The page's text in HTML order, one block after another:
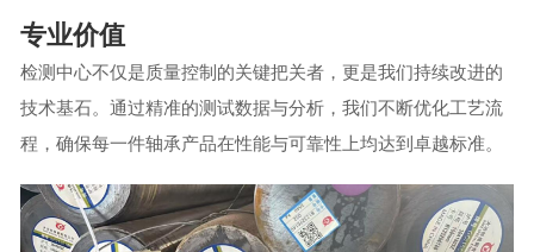
专业价值
检测中心不仅是质量控制的关键把关者，更是我们持续改进的
技术基石。通过精准的测试数据与分析，我们不断优化工艺流
程，确保每一件轴承产品在性能与可靠性上均达到卓越标准。